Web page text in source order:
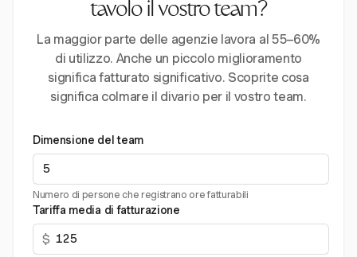
tavolo il vostro team?
La maggior parte delle agenzie lavora al 55–60%
di utilizzo. Anche un piccolo miglioramento
significa fatturato significativo. Scoprite cosa
significa colmare il divario per il vostro team.
Dimensione del team
Numero di persone che registrano ore fatturabili
Tariffa media di fatturazione
$